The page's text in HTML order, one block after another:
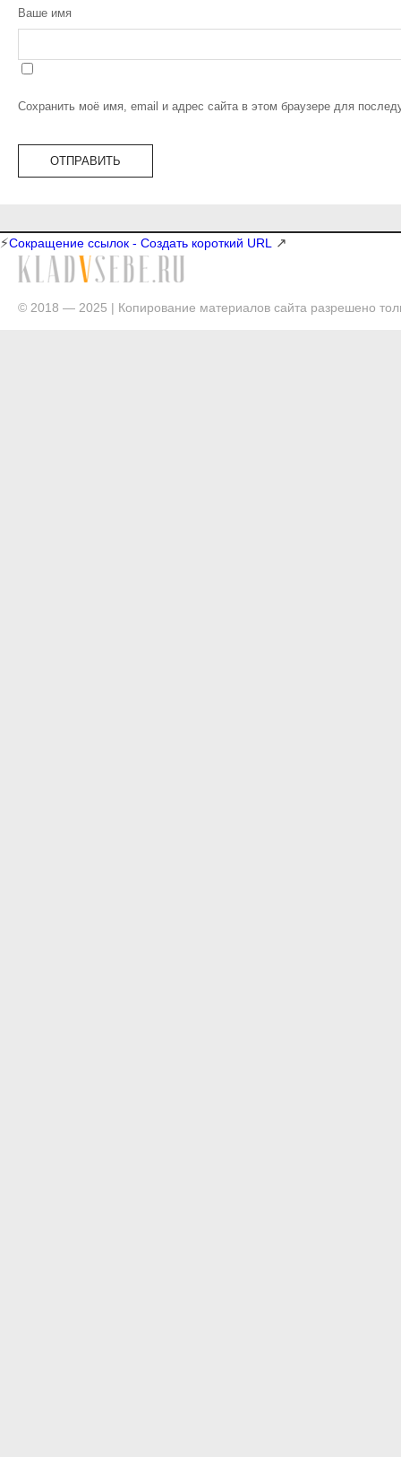
Ваше имя
Сохранить моё имя, email и адрес сайта в этом браузере для
⚡Сокращение ссылок - Создать короткий URL ↗
© 2018 — 2025 | Копирование материалов сайта разрешено